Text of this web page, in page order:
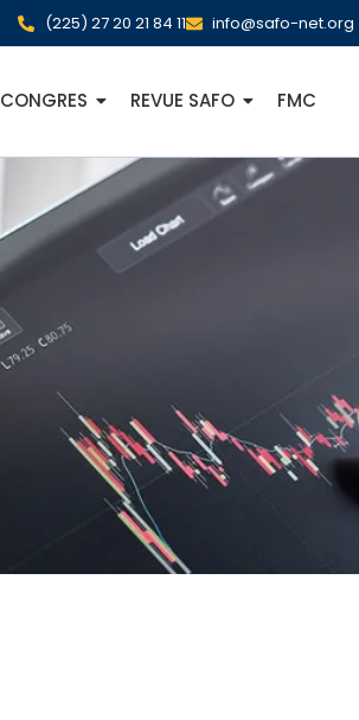
(225) 27 20 21 84 11 info@safo-net.org
CONGRES REVUE SAFO FMC